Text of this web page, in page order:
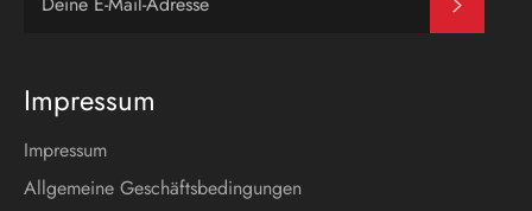
Impressum
Impressum
Allgemeine Geschäftsbedingungen